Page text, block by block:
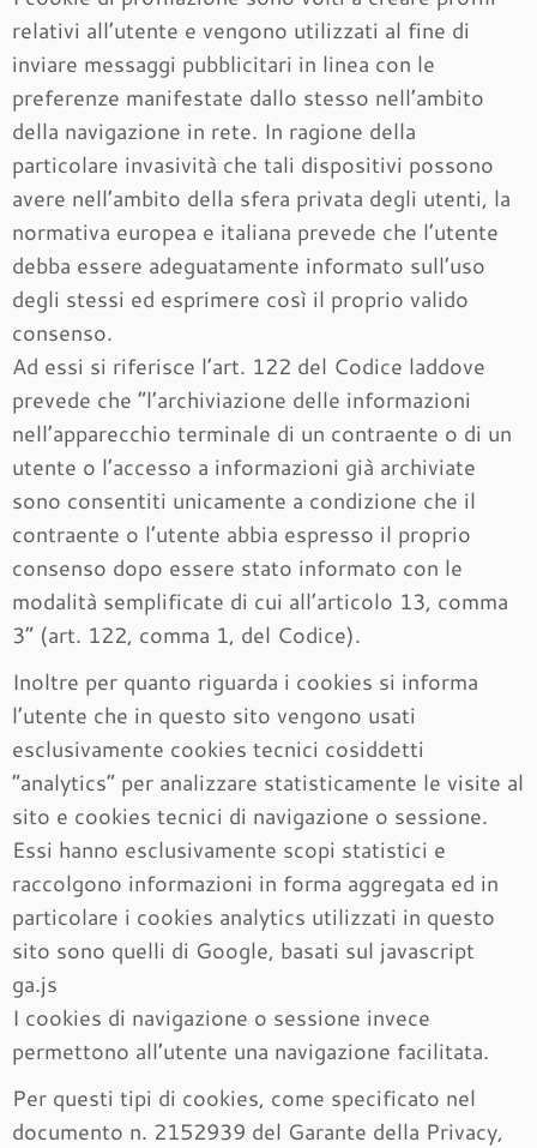
relativi all’utente e vengono utilizzati al fine di
inviare messaggi pubblicitari in linea con le
preferenze manifestate dallo stesso nell’ambito
della navigazione in rete. In ragione della
particolare invasività che tali dispositivi possono
avere nell’ambito della sfera privata degli utenti, la
normativa europea e italiana prevede che l’utente
debba essere adeguatamente informato sull’uso
degli stessi ed esprimere così il proprio valido
consenso.
Ad essi si riferisce l’art. 122 del Codice laddove
prevede che “l’archiviazione delle informazioni
nell’apparecchio terminale di un contraente o di un
utente o l’accesso a informazioni già archiviate
sono consentiti unicamente a condizione che il
contraente o l’utente abbia espresso il proprio
consenso dopo essere stato informato con le
modalità semplificate di cui all’articolo 13, comma
3” (art. 122, comma 1, del Codice).
Inoltre per quanto riguarda i cookies si informa
l’utente che in questo sito vengono usati
esclusivamente cookies tecnici cosiddetti
“analytics” per analizzare statisticamente le visite al
sito e cookies tecnici di navigazione o sessione.
Essi hanno esclusivamente scopi statistici e
raccolgono informazioni in forma aggregata ed in
particolare i cookies analytics utilizzati in questo
sito sono quelli di Google, basati sul javascript
ga.js
I cookies di navigazione o sessione invece
permettono all’utente una navigazione facilitata.
Per questi tipi di cookies, come specificato nel
documento n. 2152939 del Garante della Privacy,